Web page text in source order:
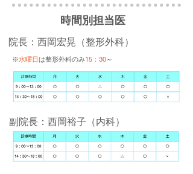
時間別担当医
​院長：西岡宏晃（整形外科）
※水曜日は整形外科のみ15：30～
副院長：西岡裕子（内科）